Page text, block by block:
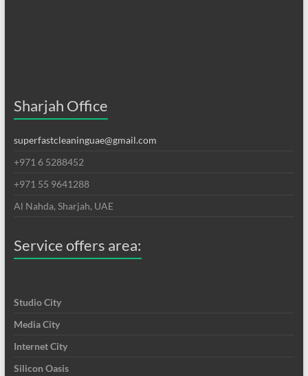
Sharjah Office
superfastcleaninguae@gmail.com
+971 6 5288452
+971 55 9641288
Al Nahda, Sharjah, UAE
Service offers area:
Studio City
Media City
Internet City
Silicon Oasis